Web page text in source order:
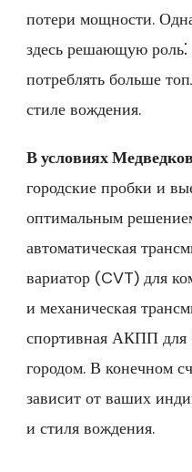
потери мощности.
здесь решающую
потреблять больше
стиле вождения.
В условиях
городские пробки и
оптимальным
автоматическая
вариатор (CVT) для
и механическая
спортивная АКПП для
городом. В конечном
зависит от ваших
и стиля вождения.